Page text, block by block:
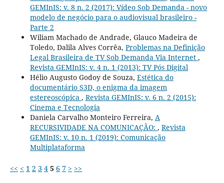
GEMInIS: v. 8 n. 2 (2017): Vídeo Sob Demanda - novo
modelo de negócio para o audiovisual brasileiro -
Parte 2
Wiliam Machado de Andrade, Glauco Madeira de
Toledo, Dalila Alves Corrêa, Problemas na Definição
Legal Brasileira de TV Sob Demanda Via Internet ,
Revista GEMInIS: v. 4 n. 1 (2013): TV Pós Digital
Hélio Augusto Godoy de Souza, Estética do
documentário S3D, o enigma da imagem
estereoscópica , Revista GEMInIS: v. 6 n. 2 (2015):
Cinema e Tecnologia
Daniela Carvalho Monteiro Ferreira, A
RECURSIVIDADE NA COMUNICAÇÃO: , Revista
GEMInIS: v. 10 n. 1 (2019): Comunicação
Multiplataforma
<< < 1 2 3 4 5 6 7 > >>